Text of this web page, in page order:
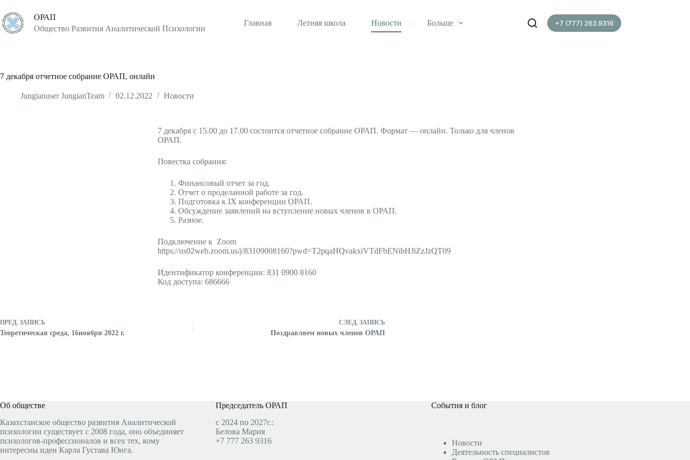
ОРАП
Общество Развития Аналитической Психологии
Главная Летняя школа Новости Больше +7 (777) 263 9316
7 декабря отчетное собрание ОРАП, онлайн
Jungianuser JungianTeam 02.12.2022 Новости
7 декабря с 15.00 до 17.00 состоится отчетное собрание ОРАП. Формат — онлайн. Только для членов
ОРАП.
Повестка собрания:
Финансовый отчет за год.
Отчет о проделанной работе за год.
Подготовка к IX конференции ОРАП.
Обсуждение заявлений на вступление новых членов в ОРАП.
Разное.
Подключение к Zoom
https://us02web.zoom.us/j/83109008160?pwd=T2pqaHQvakxiVTdFbENibHJiZzJzQT09
Идентификатор конференции: 831 0900 8160
Код доступа: 686666
ПРЕД. ЗАПИСЬ
Теоретическая среда, 16ноября 2022 г.
СЛЕД. ЗАПИСЬ
Поздравляем новых членов ОРАП
Об обществе
Казахстанское общество развития Аналитической
психологии существует с 2008 года, оно объединяет
психологов-профессионалов и всех тех, кому
интересны идеи Карла Густава Юнга.
Председатель ОРАП
с 2024 по 2027г.:
Белова Мария
+7 777 263 9316
События и блог
Новости
Деятельность специалистов